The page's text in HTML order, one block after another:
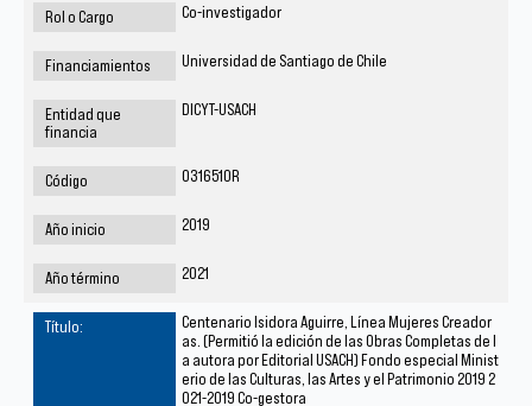
Co-investigador
Universidad de Santiago de Chile
DICYT-USACH
031651OR
2019
2021
Centenario Isidora Aguirre, Línea Mujeres Creador
as. (Permitió la edición de las Obras Completas de l
a autora por Editorial USACH) Fondo especial Minist
erio de las Culturas, las Artes y el Patrimonio 2019 2
021-2019 Co-gestora